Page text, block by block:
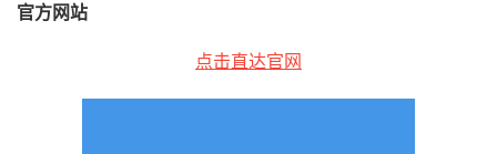
官方网站
点击直达官网